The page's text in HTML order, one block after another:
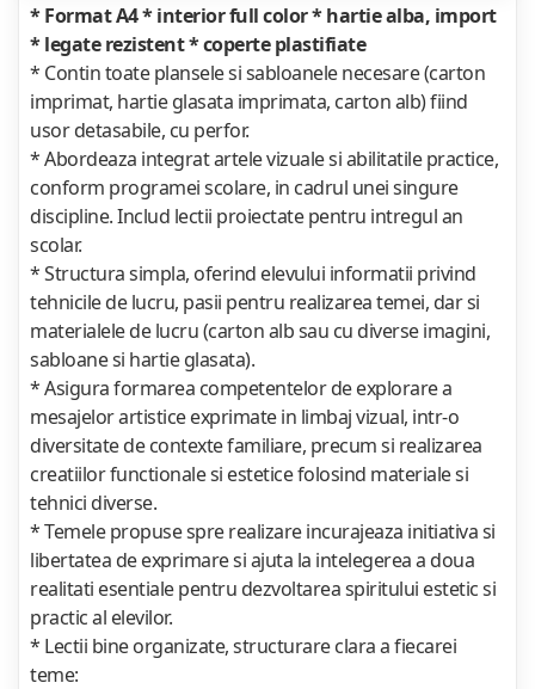
* Format A4 * interior full color * hartie alba, import
* legate rezistent * coperte plastifiate
* Contin toate plansele si sabloanele necesare (carton
imprimat, hartie glasata imprimata, carton alb) fiind
usor detasabile, cu perfor.
* Abordeaza integrat artele vizuale si abilitatile practice,
conform programei scolare, in cadrul unei singure
discipline. Includ lectii proiectate pentru intregul an
scolar.
* Structura simpla, oferind elevului informatii privind
tehnicile de lucru, pasii pentru realizarea temei, dar si
materialele de lucru (carton alb sau cu diverse imagini,
sabloane si hartie glasata).
* Asigura formarea competentelor de explorare a
mesajelor artistice exprimate in limbaj vizual, intr-o
diversitate de contexte familiare, precum si realizarea
creatiilor functionale si estetice folosind materiale si
tehnici diverse.
* Temele propuse spre realizare incurajeaza initiativa si
libertatea de exprimare si ajuta la intelegerea a doua
realitati esentiale pentru dezvoltarea spiritului estetic si
practic al elevilor.
* Lectii bine organizate, structurare clara a fiecarei
teme: